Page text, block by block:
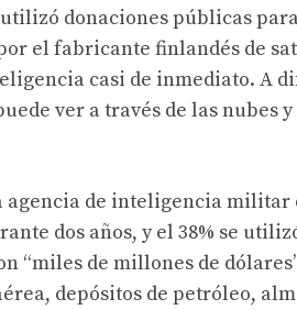
donaciones públicas
el fabricante finlandés de
casi de inmediato. A
ver a través de las
de inteligencia militar
dos años, y el 38% se
“miles de millones de
depósitos de petróleo,